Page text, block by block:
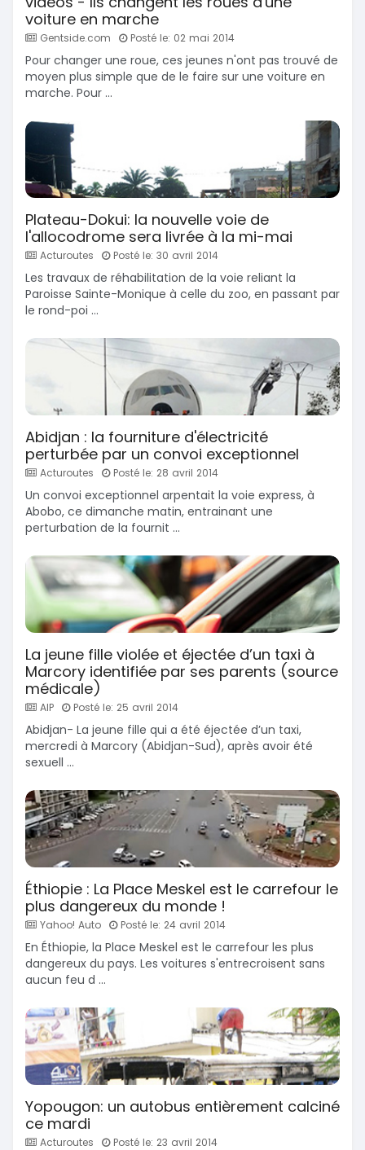
voiture en marche
Gentside.com Posté le: 02 mai 2014
Pour changer une roue, ces jeunes n'ont pas trouvé de
moyen plus simple que de le faire sur une voiture en
marche. Pour ...
Plateau-Dokui: la nouvelle voie de
l'allocodrome sera livrée à la mi-mai
Acturoutes Posté le: 30 avril 2014
Les travaux de réhabilitation de la voie reliant la
Paroisse Sainte-Monique à celle du zoo, en passant par
le rond-poi ...
Abidjan : la fourniture d'électricité
perturbée par un convoi exceptionnel
Acturoutes Posté le: 28 avril 2014
Un convoi exceptionnel arpentait la voie express, à
Abobo, ce dimanche matin, entrainant une
perturbation de la fournit ...
La jeune fille violée et éjectée d’un taxi à
Marcory identifiée par ses parents (source
médicale)
AIP Posté le: 25 avril 2014
Abidjan- La jeune fille qui a été éjectée d’un taxi,
mercredi à Marcory (Abidjan-Sud), après avoir été
sexuell ...
Éthiopie : La Place Meskel est le carrefour le
plus dangereux du monde !
Yahoo! Auto Posté le: 24 avril 2014
En Éthiopie, la Place Meskel est le carrefour les plus
dangereux du pays. Les voitures s'entrecroisent sans
aucun feu d ...
Yopougon: un autobus entièrement calciné
ce mardi
Acturoutes Posté le: 23 avril 2014